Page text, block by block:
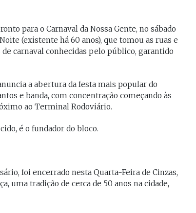
para o Carnaval da Nossa Gente, no sábado
(existente há 60 anos), que tomou as ruas e
carnaval conhecidas pelo público, garantido
a abertura da festa mais popular do
e banda, com concentração começando às
ao Terminal Rodoviário.
é o fundador do bloco.
foi encerrado nesta Quarta-Feira de Cinzas,
uma tradição de cerca de 50 anos na cidade,